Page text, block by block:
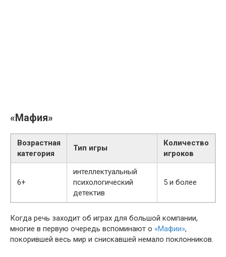
«Мафия»
Возрастная
категория
Тип игры
Количество
игроков
6+
интеллектуальный
психологический
детектив
5 и более
Когда речь заходит об играх для большой компании,
многие в первую очередь вспоминают о «Мафии»,
покорившей весь мир и снискавшей немало поклонников.